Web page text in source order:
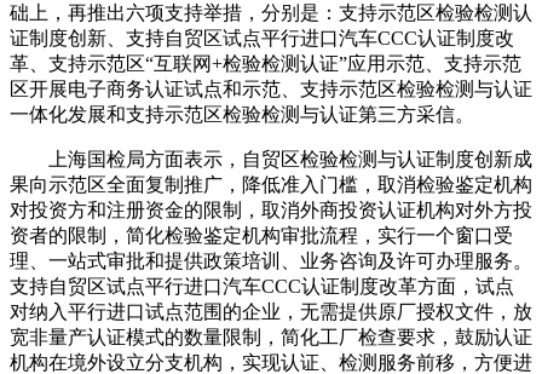
础上，再推出六项支持举措，分别是：支持示范区检验检测认
证制度创新、支持自贸区试点平行进口汽车CCC认证制度改
革、支持示范区“互联网+检验检测认证”应用示范、支持示范
区开展电子商务认证试点和示范、支持示范区检验检测与认证
一体化发展和支持示范区检验检测与认证第三方采信。
上海国检局方面表示，自贸区检验检测与认证制度创新成
果向示范区全面复制推广，降低准入门槛，取消检验鉴定机构
对投资方和注册资金的限制，取消外商投资认证机构对外方投
资者的限制，简化检验鉴定机构审批流程，实行一个窗口受
理、一站式审批和提供政策培训、业务咨询及许可办理服务。
支持自贸区试点平行进口汽车CCC认证制度改革方面，试点
对纳入平行进口试点范围的企业，无需提供原厂授权文件，放
宽非量产认证模式的数量限制，简化工厂检查要求，鼓励认证
机构在境外设立分支机构，实现认证、检测服务前移，方便进